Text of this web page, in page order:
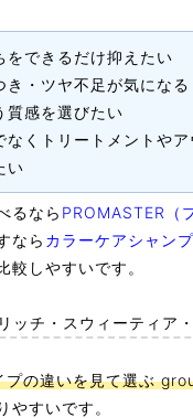
をできるだけ抑えたい
き・ツヤ不足が気になる
質感を選びたい
なくトリートメントや
い
るなら PROMASTER（
なら カラーケアシャン
較しやすいです。
ッチ・スウィーティア
プの違いを見て選ぶ
やすいです。